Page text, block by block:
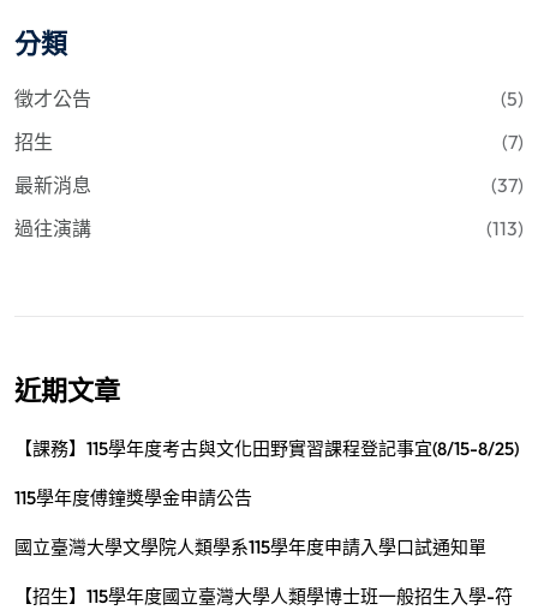
分類
徵才公告
(5)
招生
(7)
最新消息
(37)
過往演講
(113)
近期文章
【課務】115學年度考古與文化田野實習課程登記事宜(8/15-8/25)
115學年度傅鐘獎學金申請公告
國立臺灣大學文學院人類學系115學年度申請入學口試通知單
【招生】115學年度國立臺灣大學人類學博士班一般招生入學-符